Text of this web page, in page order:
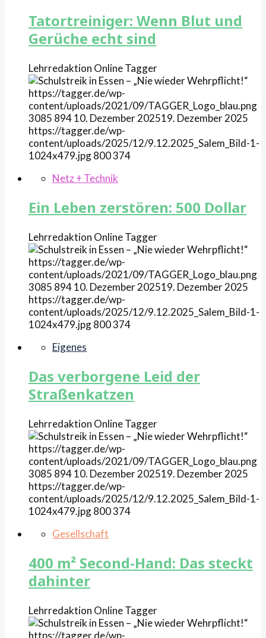
Tatortreiniger: Wenn Blut und
Gerüche echt sind
Lehrredaktion OnlineTagger
https://tagger.de/wp-
content/uploads/2021/09/TAGGER_Logo_blau.png
3085 89410. Dezember 202519. Dezember 2025
https://tagger.de/wp-
content/uploads/2025/12/9.12.2025_Salem_Bild-1-
1024x479.jpg800374
Netz + Technik
Ein Leben zerstören: 500 Dollar
Lehrredaktion OnlineTagger
https://tagger.de/wp-
content/uploads/2021/09/TAGGER_Logo_blau.png
3085 89410. Dezember 202519. Dezember 2025
https://tagger.de/wp-
content/uploads/2025/12/9.12.2025_Salem_Bild-1-
1024x479.jpg800374
Eigenes
Das verborgene Leid der
Straßenkatzen
Lehrredaktion OnlineTagger
https://tagger.de/wp-
content/uploads/2021/09/TAGGER_Logo_blau.png
3085 89410. Dezember 202519. Dezember 2025
https://tagger.de/wp-
content/uploads/2025/12/9.12.2025_Salem_Bild-1-
1024x479.jpg800374
Gesellschaft
400 m² Second-Hand: Das steckt
dahinter
Lehrredaktion OnlineTagger
https://tagger.de/wp-